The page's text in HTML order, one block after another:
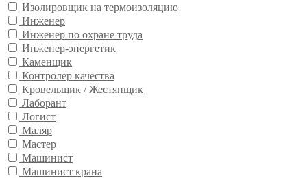
Изолировщик на термоизоляцию
Инженер
Инженер по охране труда
Инженер-энергетик
Каменщик
Контролер качества
Кровельщик / Жестянщик
Лаборант
Логист
Маляр
Мастер
Машинист
Машинист крана